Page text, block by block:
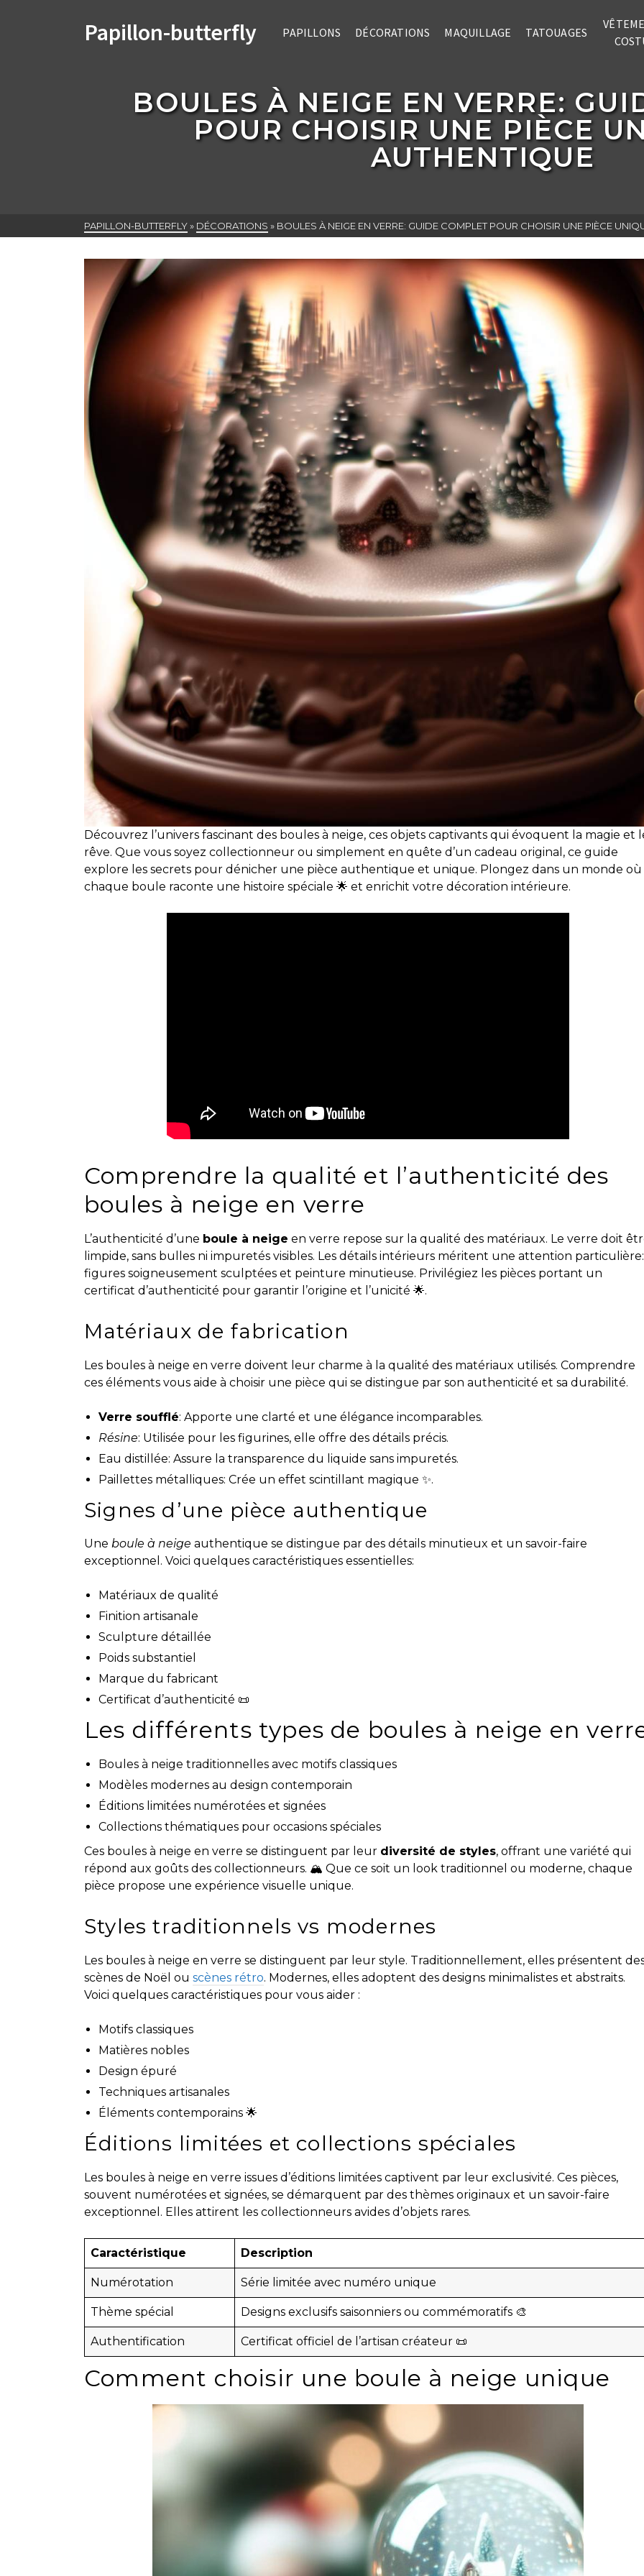
Papillon-butterfly PAPILLONS DÉCORATIONS MAQUILLAGE TATOUAGES
BOULES À NEIGE EN VERRE:
POUR CHOISIR UNE PIÈCE
AUTHENTIQUE
PAPILLON-BUTTERFLY» DÉCORATIONS » BOULES À NEIGE EN VERRE: GUIDE COMPLET POUR CHOISIR UNE PIÈCE
Découvrez l’univers fascinant des boules à neige, ces objets captivants qui évoquent la magie et
rêve. Que vous soyez collectionneur ou simplement en quête d’un cadeau original, ce guide
explore les secrets pour dénicher une pièce authentique et unique. Plongez dans un monde où
chaque boule raconte une histoire spéciale 🌟 et enrichit votre décoration intérieure.
Comprendre la qualité et l’authenticité des
boules à neige en verre
L’authenticité d’une boule à neige en verre repose sur la qualité des matériaux. Le verre doit
limpide, sans bulles ni impuretés visibles. Les détails intérieurs méritent une attention particulière:
figures soigneusement sculptées et peinture minutieuse. Privilégiez les pièces portant un
certificat d’authenticité pour garantir l’origine et l’unicité 🌟.
Matériaux de fabrication
Les boules à neige en verre doivent leur charme à la qualité des matériaux utilisés. Comprendre
ces éléments vous aide à choisir une pièce qui se distingue par son authenticité et sa durabilité.
Verre soufflé: Apporte une clarté et une élégance incomparables.
Résine: Utilisée pour les figurines, elle offre des détails précis.
Eau distillée: Assure la transparence du liquide sans impuretés.
Paillettes métalliques: Crée un effet scintillant magique ✨.
Signes d’une pièce authentique
Une boule à neige authentique se distingue par des détails minutieux et un savoir-faire
exceptionnel. Voici quelques caractéristiques essentielles:
Matériaux de qualité
Finition artisanale
Sculpture détaillée
Poids substantiel
Marque du fabricant
Certificat d’authenticité 📜
Les différents types de boules à neige en
Boules à neige traditionnelles avec motifs classiques
Modèles modernes au design contemporain
Éditions limitées numérotées et signées
Collections thématiques pour occasions spéciales
Ces boules à neige en verre se distinguent par leur diversité de styles, offrant une variété qui
répond aux goûts des collectionneurs. 🏔️ Que ce soit un look traditionnel ou moderne, chaque
pièce propose une expérience visuelle unique.
Styles traditionnels vs modernes
Les boules à neige en verre se distinguent par leur style. Traditionnellement, elles présentent
scènes de Noël ou scènes rétro. Modernes, elles adoptent des designs minimalistes et abstraits.
Voici quelques caractéristiques pour vous aider :
Motifs classiques
Matières nobles
Design épuré
Techniques artisanales
Éléments contemporains 🌟
Éditions limitées et collections spéciales
Les boules à neige en verre issues d’éditions limitées captivent par leur exclusivité. Ces pièces,
souvent numérotées et signées, se démarquent par des thèmes originaux et un savoir-faire
exceptionnel. Elles attirent les collectionneurs avides d’objets rares.
Caractéristique Description
Numérotation Série limitée avec numéro unique
Thème spécial Designs exclusifs saisonniers ou commémoratifs 🎨
Authentification Certificat officiel de l’artisan créateur 📜
Comment choisir une boule à neige unique